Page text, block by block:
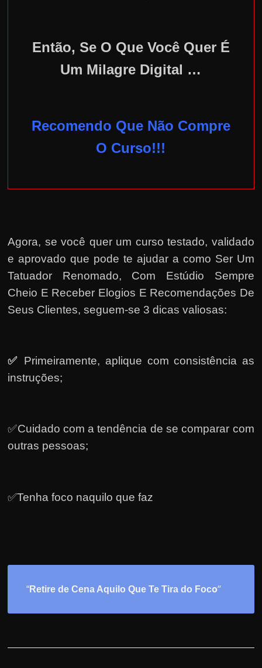
Então, Se O Que Você Quer É
Um Milagre Digital …
Recomendo Que Não Compre
O Curso!!!
Agora, se você quer um curso testado, validado
e aprovado que pode te ajudar a como Ser Um
Tatuador Renomado, Com Estúdio Sempre
Cheio E Receber Elogios E Recomendações De
Seus Clientes, seguem-se 3 dicas valiosas:
✅ Primeiramente, aplique com consistência as
instruções;
✅Cuidado com a tendência de se comparar com
outras pessoas;
✅Tenha foco naquilo que faz
“Retire de Cena Aquilo Que Te Tira do Foco“